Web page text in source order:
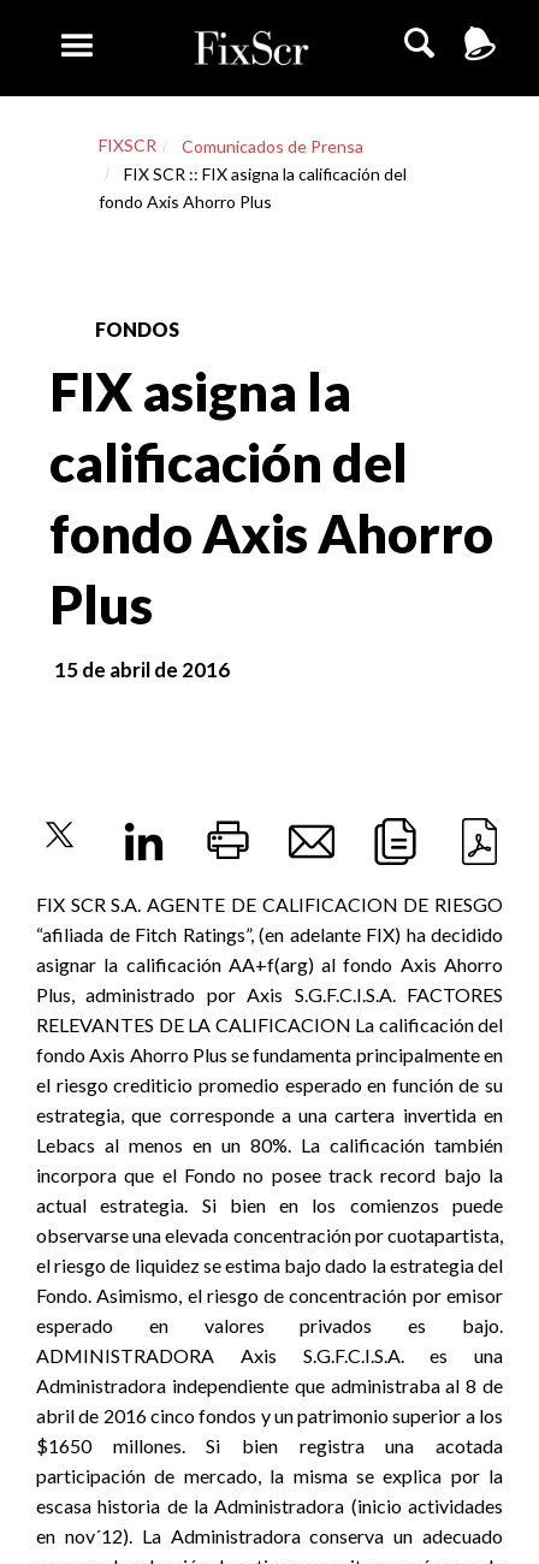
FIXSCR
Comunicados de Prensa
FIX SCR :: FIX asigna la calificación del
fondo Axis Ahorro Plus
FONDOS
FIX asigna la
calificación del
fondo Axis Ahorro
Plus
15 de abril de 2016
FIX SCR S.A. AGENTE DE CALIFICACION DE RIESGO
“afiliada de Fitch Ratings”, (en adelante FIX) ha decidido
asignar la calificación AA+f(arg) al fondo Axis Ahorro
Plus, administrado por Axis S.G.F.C.I.S.A. FACTORES
RELEVANTES DE LA CALIFICACION La calificación del
fondo Axis Ahorro Plus se fundamenta principalmente en
el riesgo crediticio promedio esperado en función de su
estrategia, que corresponde a una cartera invertida en
Lebacs al menos en un 80%. La calificación también
incorpora que el Fondo no posee track record bajo la
actual estrategia. Si bien en los comienzos puede
observarse una elevada concentración por cuotapartista,
el riesgo de liquidez se estima bajo dado la estrategia del
Fondo. Asimismo, el riesgo de concentración por emisor
esperado en valores privados es bajo.
ADMINISTRADORA Axis S.G.F.C.I.S.A. es una
Administradora independiente que administraba al 8 de
abril de 2016 cinco fondos y un patrimonio superior a los
$1650 millones. Si bien registra una acotada
participación de mercado, la misma se explica por la
escasa historia de la Administradora (inicio actividades
en nov´12). La Administradora conserva un adecuado